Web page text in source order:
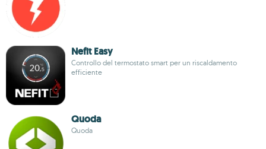
Nefit Easy
Controllo del termostato smart per un riscaldamento
efficiente
Quoda
Quoda